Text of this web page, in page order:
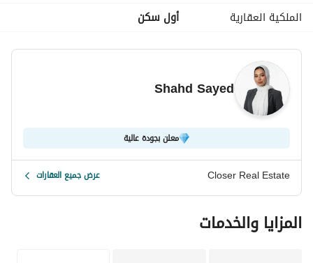
الملكية العقارية
أول سكن
Shahd Sayed
معلن بجودة عالية
Closer Real Estate عرض جميع العقارات
المزايا والخدمات